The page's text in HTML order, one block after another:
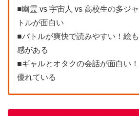
■幽霊 vs 宇宙人 vs 高校生の多ジ
トルが面白い
■バトルが爽快で読みやすい！絵
感がある
■ギャルとオタクの会話が面白い
優れている